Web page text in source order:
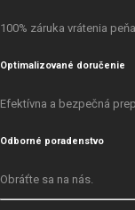
100% záruka vrátenia
Optimalizované doručenie
Efektívna a bezpečná
Odborné poradenstvo
Obráťte sa na nás.